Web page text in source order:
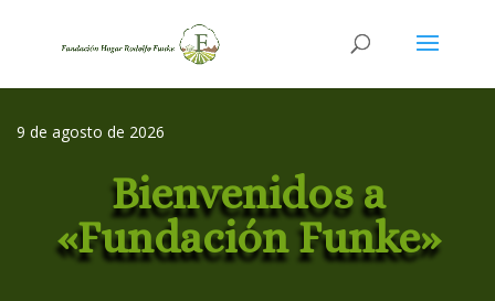
9 de agosto de 2026
Bienvenidos a
«Fundación Funke»